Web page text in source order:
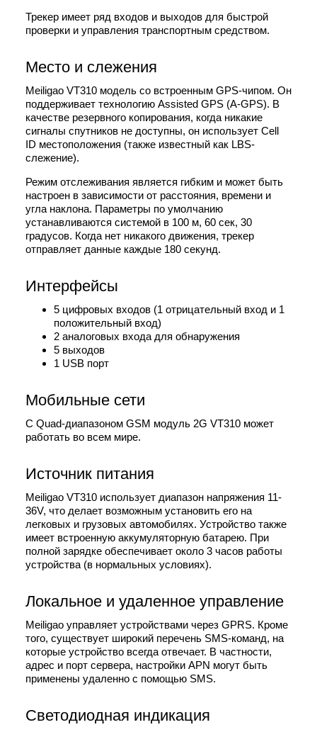
Трекер имеет ряд входов и выходов для быстрой
проверки и управления транспортным средством.
Место и слежения
Meiligao VT310 модель со встроенным GPS-чипом. Он
поддерживает технологию Assisted GPS (A-GPS). В
качестве резервного копирования, когда никакие
сигналы спутников не доступны, он использует Cell
ID местоположения (также известный как LBS-
слежение).
Режим отслеживания является гибким и может быть
настроен в зависимости от расстояния, времени и
угла наклона. Параметры по умолчанию
устанавливаются системой в 100 м, 60 сек, 30
градусов. Когда нет никакого движения, трекер
отправляет данные каждые 180 секунд.
Интерфейсы
5 цифровых входов (1 отрицательный вход и 1
положительный вход)
2 аналоговых входа для обнаружения
5 выходов
1 USB порт
Мобильные сети
С Quad-диапазоном GSM модуль 2G VT310 может
работать во всем мире.
Источник питания
Meiligao VT310 использует диапазон напряжения 11-
36V, что делает возможным установить его на
легковых и грузовых автомобилях. Устройство также
имеет встроенную аккумуляторную батарею. При
полной зарядке обеспечивает около 3 часов работы
устройства (в нормальных условиях).
Локальное и удаленное управление
Meiligao управляет устройствами через GPRS. Кроме
того, существует широкий перечень SMS-команд, на
которые устройство всегда отвечает. В частности,
адрес и порт сервера, настройки APN могут быть
применены удаленно с помощью SMS.
Светодиодная индикация